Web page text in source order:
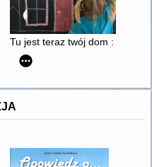
Natalii i Oliwii - cd
Tu jest teraz twój dom :
: umieszczonych w